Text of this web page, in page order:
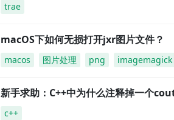
trae
macOS下如何无损打开jxr图片文件？
macos 图片处理 png imagemagick
新手求助：C++中为什么注释掉一个
c++